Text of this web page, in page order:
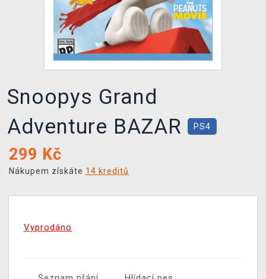
VÝKUP HER (BAZAR)
Snoopys Grand
Adventure BAZAR
PS4
299 Kč
Nákupem získáte 14 kreditů
Vyprodáno